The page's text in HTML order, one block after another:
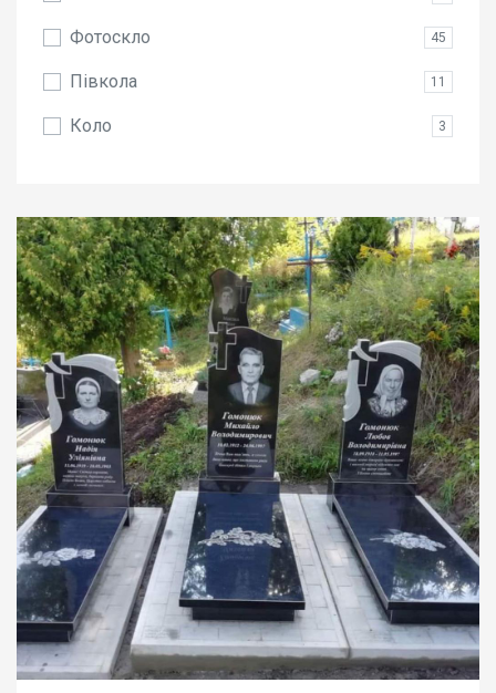
Фотоскло 45
Півкола 11
Коло 3